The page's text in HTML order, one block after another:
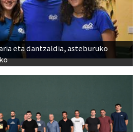
eta dantzaldia, asteburuko